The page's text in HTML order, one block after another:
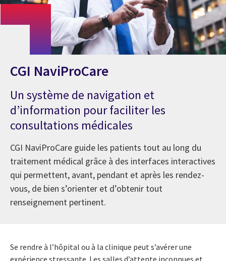
CGI NaviProCare
Un système de navigation et
d’information pour faciliter les
consultations médicales
CGI NaviProCare guide les patients tout au long du
traitement médical grâce à des interfaces interactives
qui permettent, avant, pendant et après les rendez-
vous, de bien s’orienter et d’obtenir tout
renseignement pertinent.
Se rendre à l’hôpital ou à la clinique peut s’avérer une
expérience stressante. Les salles d’attente inconnues et